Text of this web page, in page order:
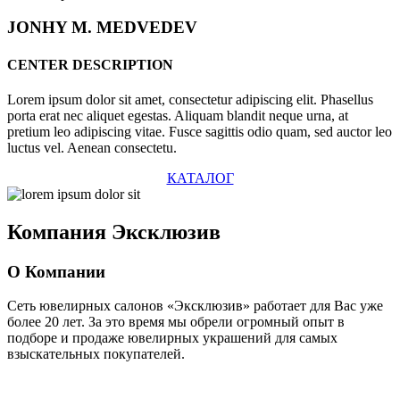
JONHYM. MEDVEDEV
CENTER DESCRIPTION
Lorem ipsum dolor sit amet, consectetur adipiscing elit. Phasellus
porta erat nec aliquet egestas. Aliquam blandit neque urna, at
pretium leo adipiscing vitae. Fusce sagittis odio quam, sed auctor leo
luctus vel. Aenean consectetu.
КАТАЛОГ
Компания Эксклюзив
О Компании
Сеть ювелирных салонов «Эксклюзив» работает для Вас уже
более 20 лет. За это время мы обрели огромный опыт в
подборе и продаже ювелирных украшений для самых
взыскательных покупателей.